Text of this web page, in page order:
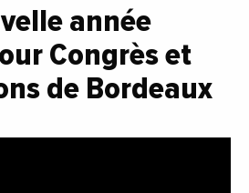
année
Congrès et
de Bordeaux